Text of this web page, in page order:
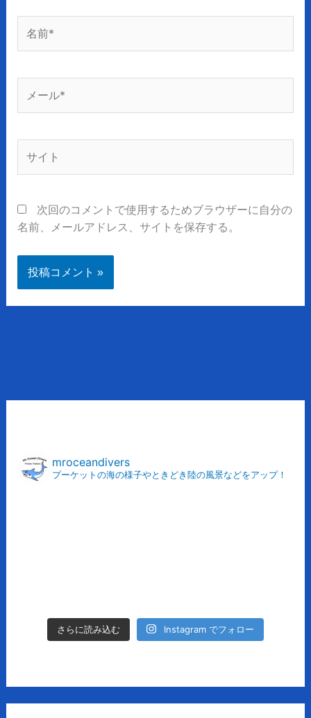
前
*
次回のコメントで使用するためブラウザーに自分の
名前、メールアドレス、サイトを保存する。
mroceandivers
プーケットの海の様子やときどき陸の風景などをアップ！
さらに読み込む Instagram でフォロー
カ
イ